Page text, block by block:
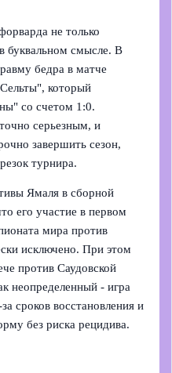
не только
буквальном смысле. В
бедра в матче
который
со счетом 1:0.
серьезным, и
завершить сезон,
турнира.
Ямаля в сборной
его участие в первом
мира против
исключено. При этом
против Саудовской
неопределенный - игра
сроков восстановления и
без риска рецидива.